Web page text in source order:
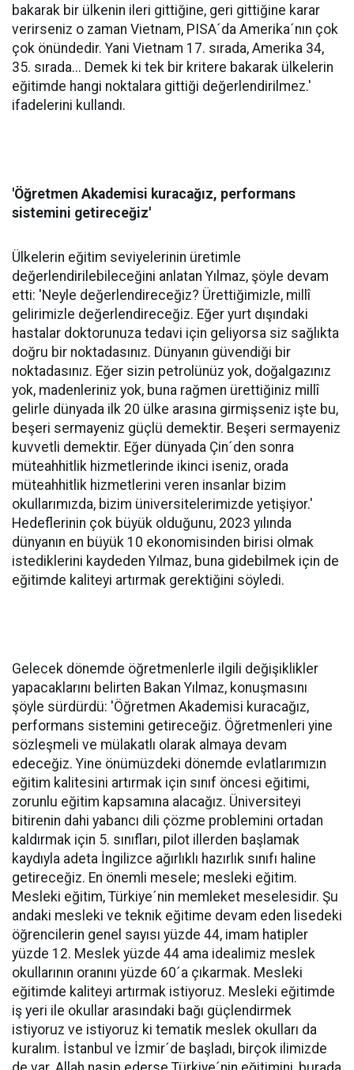
bakarak bir ülkenin ileri gittiğine, geri gittiğine karar
verirseniz o zaman Vietnam, PISA´da Amerika´nın çok
çok önündedir. Yani Vietnam 17. sırada, Amerika 34,
35. sırada... Demek ki tek bir kritere bakarak ülkelerin
eğitimde hangi noktalara gittiği değerlendirilmez.'
ifadelerini kullandı.
'Öğretmen Akademisi kuracağız, performans
sistemini getireceğiz'
Ülkelerin eğitim seviyelerinin üretimle
değerlendirilebileceğini anlatan Yılmaz, şöyle devam
etti: 'Neyle değerlendireceğiz? Ürettiğimizle, millî
gelirimizle değerlendireceğiz. Eğer yurt dışındaki
hastalar doktorunuza tedavi için geliyorsa siz sağlıkta
doğru bir noktadasınız. Dünyanın güvendiği bir
noktadasınız. Eğer sizin petrolünüz yok, doğalgazınız
yok, madenleriniz yok, buna rağmen ürettiğiniz millî
gelirle dünyada ilk 20 ülke arasına girmişseniz işte bu,
beşeri sermayeniz güçlü demektir. Beşeri sermayeniz
kuvvetli demektir. Eğer dünyada Çin´den sonra
müteahhitlik hizmetlerinde ikinci iseniz, orada
müteahhitlik hizmetlerini veren insanlar bizim
okullarımızda, bizim üniversitelerimizde yetişiyor.'
Hedeflerinin çok büyük olduğunu, 2023 yılında
dünyanın en büyük 10 ekonomisinden birisi olmak
istediklerini kaydeden Yılmaz, buna gidebilmek için de
eğitimde kaliteyi artırmak gerektiğini söyledi.
Gelecek dönemde öğretmenlerle ilgili değişiklikler
yapacaklarını belirten Bakan Yılmaz, konuşmasını
şöyle sürdürdü: 'Öğretmen Akademisi kuracağız,
performans sistemini getireceğiz. Öğretmenleri yine
sözleşmeli ve mülakatlı olarak almaya devam
edeceğiz. Yine önümüzdeki dönemde evlatlarımızın
eğitim kalitesini artırmak için sınıf öncesi eğitimi,
zorunlu eğitim kapsamına alacağız. Üniversiteyi
bitirenin dahi yabancı dili çözme problemini ortadan
kaldırmak için 5. sınıfları, pilot illerden başlamak
kaydıyla adeta İngilizce ağırlıklı hazırlık sınıfı haline
getireceğiz. En önemli mesele; mesleki eğitim.
Mesleki eğitim, Türkiye´nin memleket meselesidir. Şu
andaki mesleki ve teknik eğitime devam eden lisedeki
öğrencilerin genel sayısı yüzde 44, imam hatipler
yüzde 12. Meslek yüzde 44 ama idealimiz meslek
okullarının oranını yüzde 60´a çıkarmak. Mesleki
eğitimde kaliteyi artırmak istiyoruz. Mesleki eğitimde
iş yeri ile okullar arasındaki bağı güçlendirmek
istiyoruz ve istiyoruz ki tematik meslek okulları da
kuralım. İstanbul ve İzmir´de başladı, birçok ilimizde